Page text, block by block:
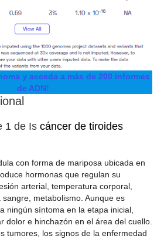
y acceda a más de 200 informes
de ADN!
1 de Is cáncer de tiroides
con forma de mariposa ubicada en
hormonas que regulan su
arterial, temperatura corporal,
metabolismo. Aunque es
ningún síntoma en la etapa inicial,
dolor e hinchazón en el área del cuello.
tumores, los signos de la enfermedad